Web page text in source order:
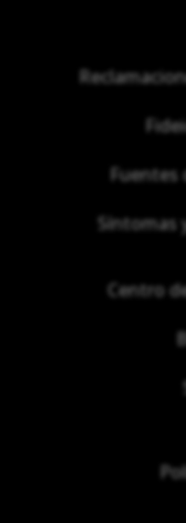
Fuentes
Síntomas
Centro